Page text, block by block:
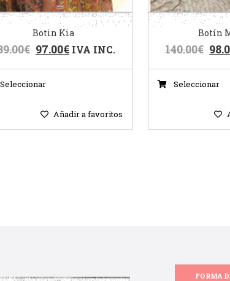
Botin Kia
€ 97.00€ IVA INC.
Añadir a favoritos
Botín
140.00€
Seleccionar
FORMA